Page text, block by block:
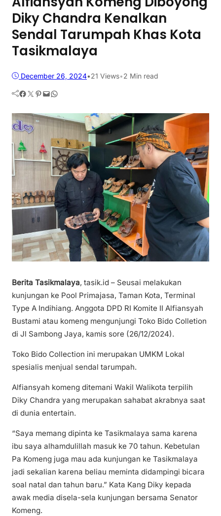
Diky Chandra Kenalkan
Sendal Tarumpah Khas Kota
Tasikmalaya
December 26, 2024•21 Views•2 Min read
Facebook Twitter Pinterest Mail WhatsApp
Berita Tasikmalaya, tasik.id – Seusai melakukan
kunjungan ke Pool Primajasa, Taman Kota, Terminal
Type A Indihiang. Anggota DPD RI Komite II Alfiansyah
Bustami atau komeng mengunjungi Toko Bido Colletion
di Jl Sambong Jaya, kamis sore (26/12/2024).
Toko Bido Collection ini merupakan UMKM Lokal
spesialis menjual sendal tarumpah.
Alfiansyah komeng ditemani Wakil Walikota terpilih
Diky Chandra yang merupakan sahabat akrabnya saat
di dunia entertain.
“Saya memang dipinta ke Tasikmalaya sama karena
ibu saya alhamdulillah masuk ke 70 tahun. Kebetulan
Pa Komeng juga mau ada kunjungan ke Tasikmalaya
jadi sekalian karena beliau meminta didampingi bicara
soal natal dan tahun baru.” Kata Kang Diky kepada
awak media disela-sela kunjungan bersama Senator
Komeng.